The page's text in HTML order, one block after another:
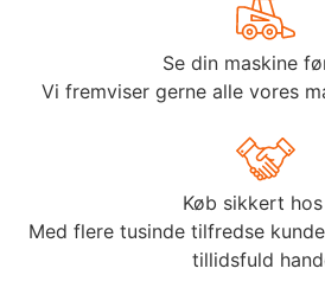
Se din maskine
Vi fremviser gerne alle vores
Køb sikkert
Med flere tusinde tilfredse
tillidsfuld